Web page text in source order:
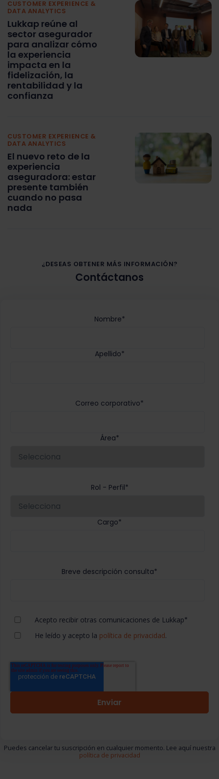
CUSTOMER EXPERIENCE &
DATA ANALYTICS
Lukkap reúne al
sector asegurador
para analizar cómo
la experiencia
impacta en la
fidelización, la
rentabilidad y la
confianza
CUSTOMER EXPERIENCE &
DATA ANALYTICS
El nuevo reto de la
experiencia
aseguradora: estar
presente también
cuando no pasa
nada
¿DESEAS OBTENER MÁS INFORMACIÓN?
Contáctanos
Nombre*
Apellido*
Correo corporativo*
Área*
Rol - Perfil*
Cargo*
Breve descripción consulta*
Acepto recibir otras comunicaciones de Lukkap*
He leído y acepto la política de privacidad.
Puedes cancelar tu suscripción en cualquier momento. Lee aquí nuestra
política de privacidad